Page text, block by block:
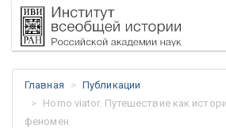
Главная
Публикации
Homo viator. Путешествие как
феномен